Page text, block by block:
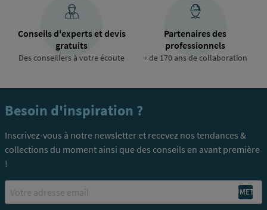
Conseils d'experts et devis
gratuits
Des conseillers à votre écoute
Partenaires des
professionnels
+ de 170 ans de collaboration
Besoin d'inspiration ?
Inscrivez-vous à notre newsletter et recevez nos tendances &
collections du moment ainsi que des conseils en avant première
!